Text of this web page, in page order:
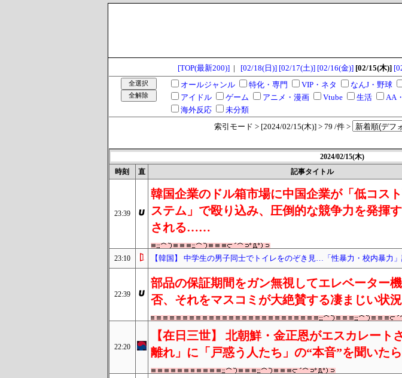
[TOP(最新200)]| [02/18(日)] [02/17(土)] [02/16(金)] [02/15(木)]
オールジャンル
特化・専門 VIP・ネタ なんJ・野球
アイドル
ゲーム アニメ・漫画 Vtube 生活 AA
海外反応
未分類
索引モード > [2024/02/15(木)] > 79 /件 >
2024/02/15(木)
時刻
直 記事タイトル
23:39
韓国企業のドル箱市場に中国企業が「低コス
ステム」で殴り込み、圧倒的な競争力を発揮
される……
23:10 【韓国】 中学生の男子同士でトイレをのぞき見…「性暴力・校内暴力
22:39
部品の保証期間をガン無視してエレベーター
否、それをマスコミが大絶賛する凄まじい状
22:20
【在日三世】 北朝鮮・金正恩がエスカレート
離れ」に「戸惑う人たち」の“本音”を聞いた